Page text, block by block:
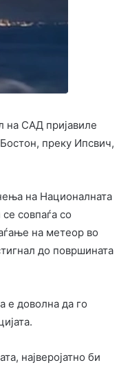
на САД пријавиле
преку Ипсвич,
на Националната
совпаѓа со
на метеор во
до површината
е доволна да го
најверојатно би